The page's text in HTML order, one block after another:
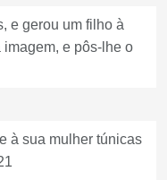
e gerou um filho à
e pôs-lhe o
e à sua mulher túnicas